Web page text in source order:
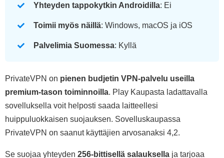
Yhteyden tappokytkin Androidilla: Ei
Toimii myös näillä: Windows, macOS ja iOS
Palvelimia Suomessa: Kyllä
PrivateVPN on pienen budjetin VPN-palvelu useilla
premium-tason toiminnoilla. Play Kaupasta ladattavalla
sovelluksella voit helposti saada laitteellesi
huippuluokkaisen suojauksen. Sovelluskaupassa
PrivateVPN on saanut käyttäjien arvosanaksi 4,2.
Se suojaa yhteyden 256-bittisellä salauksella ja tarjoaa